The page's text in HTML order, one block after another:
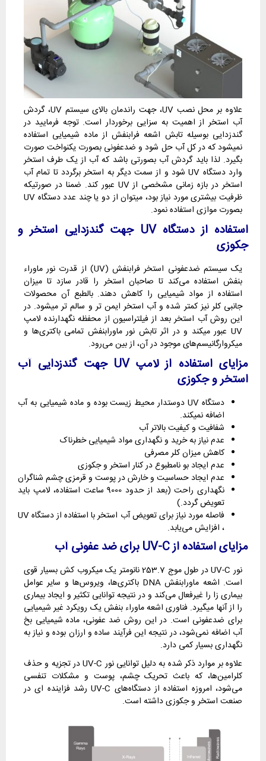
علاوه بر محل نصب UV، جهت راندمان بالای سیستم UV، گردش
آب استخر از اهمیت به سزایی برخوردار است. توجه فرمایید در
گندزدایی بوسیله تابش اشعه فرابنفش از ماده شیمیایی استفاده
نمیشود که در کل آب حل شود و ضدعفونی بصورت یکنواخت صورت
بگیرد. لذا باید گردش آب بصورتی باشد که آب از یک طرف استخر
وارد دستگاه UV شود و از سمت دیگر به استخر برگردد تا تمام آب
استخر در بازه زمانی مشخصی از UV عبور کند. ضمنا در صورتیکه
ظرفیت بیشتری مورد نیاز بود، میتوان از دو یا چند عدد دستگاه UV
بصورت موازی استفاده نمود.
استفاده از دستگاه UV
جهت گندزدایی استخر و
جکوزی
یک سیستم ضدعفونی استخر فرابنفش (UV) از قدرت نور ماوراء
بنفش استفاده می‌کند تا صاحبان استخر را قادر سازد تا میزان
استفاده از مواد شیمیایی را کاهش دهند. بالطبع آن محصولات
جانبی کلر نیز کمتر شده و آب استخر ایمن تر و سالم تر میشود. در
این روش آب استخر بعد از فیلتراسیون از محفظه نگهدارنده لامپ
UV عبور میکند و در اثر تابش نور ماورابنفش تمامی باکتری‌ها و
میکروارگانیسم‌های موجود در آن، از بین می‌رود.
مزایای استفاده از لامپ
UV جهت گندزدایی آب
استخر و جکوزی
دستگاه UV دوستدار محیط زیست بوده و ماده شیمیایی به آب
اضافه نمیکند.
شفافیت و کیفیت بالاتر آب
عدم نیاز به خرید و نگهداری مواد شیمیایی خطرناک
کاهش میزان کلر مصرفی
عدم ایجاد بو نامطبوع در کنار استخر و جکوزی
عدم ایجاد حساسیت و خارش در پوست و قرمزی چشم شناگران
نگهداری راحت (بعد از حدود 9000 ساعت استفاده، لامپ باید
تعویض گردد.)
فاصله مورد نیاز برای تعویض آب استخر با استفاده از دستگاه UV
، افزایش می‌یابد.
مزایای استفاده از UV-C برای ضد عفونی آب
نور UV-C در طول موج 253.7 نانومتر یک میکروب کش بسیار قوی
است. اشعه ماورابنفش DNA باکتری‌ها، ویروس‌ها و سایر عوامل
بیماری زا را غیرفعال می‌کند و در نتیجه توانایی تکثیر و ایجاد بیماری
را از آنها میگیرد. فناوری اشعه ماوراء بنفش یک رویکرد غیر شیمیایی
برای ضدعفونی است. در این روش ضد عفونی، ماده شیمیایی بخ
آب اضافه نمی‌شود، در نتیجه این فرآیند ساده و ارزان بوده و نیاز به
نگهداری بسیار کمی دارد.
علاوه بر موارد ذکر شده به دلیل توانایی نور UV-C در تجزیه و حذف
کلرامین‌ها، که باعث تحریک چشم، پوست و مشکلات تنفسی
می‌شود، امروزه استفاده از دستگاه‌های UV-C رشد فزاینده ای در
صنعت استخر و جکوزی داشته است.